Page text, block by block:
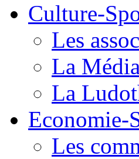
Culture-
Les
La
La
Economie-
Les